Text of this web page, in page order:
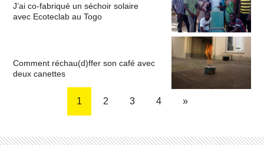
J’ai co-fabriqué un séchoir solaire
avec Ecoteclab au Togo
Comment réchau(d)ffer son café avec
deux canettes
1 2 3 4 »